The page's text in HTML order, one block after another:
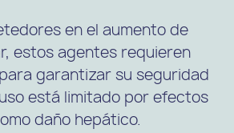
en el aumento de
estos agentes requieren
garantizar su seguridad
está limitado por efectos
daño hepático.